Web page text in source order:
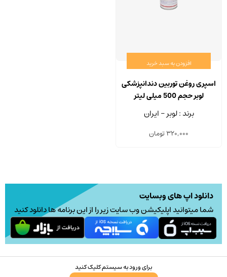
افزودن به سبد خرید
اسپری روغن توربین دندانپزشکی
لوبر حجم 500 میلی لیتر
برند : لوبر - ایران
320,000تومان
دانلود اپ های وبسایت
شما میتوانید اپلیکیشن وب سایت زیر را از این برنامه ها دانلود کنید
برای ورود به سیستم کلیک کنید